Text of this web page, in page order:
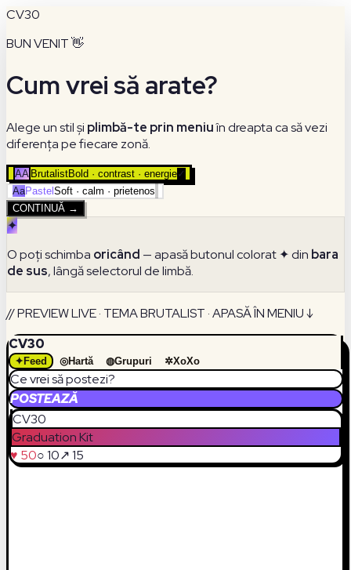
CV30
BUN VENIT 👋
Cum vrei să arate?
Alege un stil și plimbă-te prin meniuîn dreapta ca să vezi
diferența pe fiecare zonă.
AA BrutalistBold · contrast · energie✓
AaPastel Soft · calm · prietenos
CONTINUĂ →
✦
O poți schimba oricând — apasă butonul colorat ✦ din bara
de sus, lângă selectorul de limbă.
// PREVIEW LIVE · TEMA BRUTALIST · APASĂ ÎN MENIU ↓
CV30
✦ Feed ◎Hartă ◍Grupuri ✲XoXo
Ce vrei să postezi?
POSTEAZĂ
CV30
Graduation Kit
♥ 50○ 10↗ 15